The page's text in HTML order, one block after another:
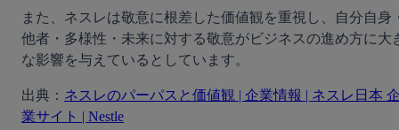
また、ネスレは敬意に根差した価値観を重視し、自分自身
他者・多様性・未来に対する敬意がビジネスの進め方に大
な影響を与えているとしています。
出典： ネスレのパーパスと価値観 | 企業情報 | ネスレ日本
業サイト | Nestle